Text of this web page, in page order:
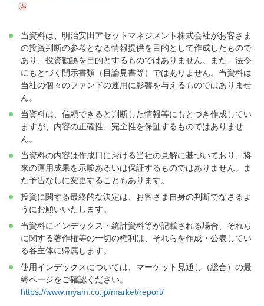
当資料は、明治安田アセットマネジメント株式会社がお客さま
の投資判断の参考となる情報提供を目的として作成したもので
あり、投資勧誘を目的とするものではありません。また、法令
にもとづく開示書類（目論見書等）ではありません。当資料は
当社の個々のファンドの運用に影響を与えるものではありませ
ん。
当資料は、信頼できると判断した情報等にもとづき作成してい
ますが、内容の正確性、完全性を保証するものではありませ
ん。
当資料の内容は作成日における当社の見解に基づいており、将
来の運用成果を示唆あるいは保証するものではありません。ま
た予告なしに変更することもあります。
投資に関する最終的な決定は、お客さま自身の判断でなさるよ
うにお願いいたします。
当資料にインデックス・統計資料等が記載される場合、それら
に関する著作権等の一切の権利は、それらを作成・公表してい
る各主体に帰属します。
使用インデックスについては、マーケット見通し（総合）の最
終ページをご確認ください。
https://www.myam.co.jp/market/report/